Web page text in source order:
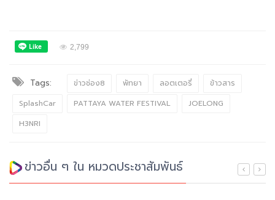
2,799
Tags: ข่าวช่อง8 พัทยา ลอตเตอรี่
ข้าวสาร
SplashCar
PATTAYA WATER FESTIVAL
JOELONG
H3NRI
ข่าวอื่น ๆ ใน หมวดประชาสัมพันธ์